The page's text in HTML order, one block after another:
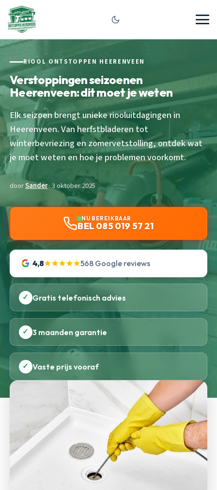
RIOOL ONTSTOPPEN HEERENVEEN
Verstoppingen seizoenen
Heerenveen: dit moet je weten
Elk seizoen brengt unieke riooluitdagingen in
Heerenveen. Van herfstbladeren tot
winterbevriezing en zomervetstolling, ontdek wat
je moet weten en hoe je problemen voorkomt.
doorSander· 3 oktober 2025
NU BEREIKBAAR
BEL 085 019 57 21
4,8★★★★★568 Google reviews
✓ Gratis telefonisch advies
✓ 3 maanden garantie
✓ Vaste prijs vooraf